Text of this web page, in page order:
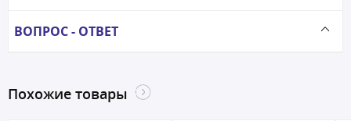
ВОПРОС - ОТВЕТ
Похожие товары